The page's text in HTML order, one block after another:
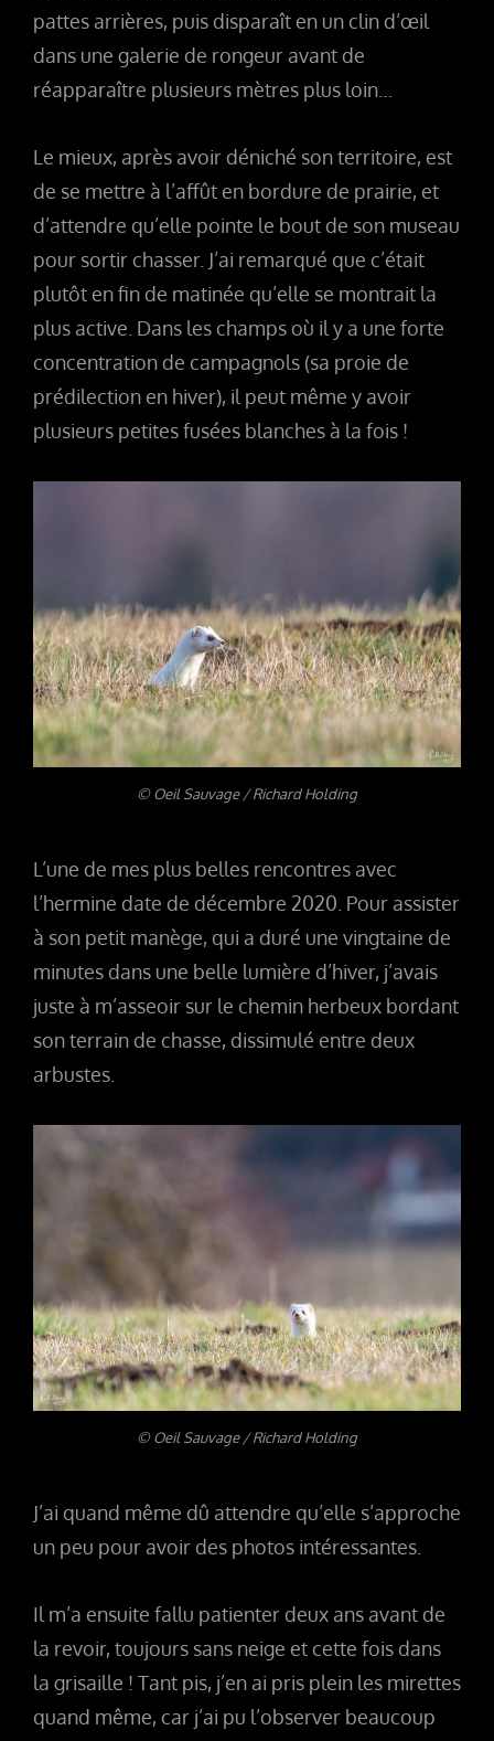
pattes arrières, puis disparaît en un clin d’œil
dans une galerie de rongeur avant de
réapparaître plusieurs mètres plus loin…
Le mieux, après avoir déniché son territoire, est
de se mettre à l’affût en bordure de prairie, et
d’attendre qu’elle pointe le bout de son museau
pour sortir chasser. J’ai remarqué que c’était
plutôt en fin de matinée qu’elle se montrait la
plus active. Dans les champs où il y a une forte
concentration de campagnols (sa proie de
prédilection en hiver), il peut même y avoir
plusieurs petites fusées blanches à la fois !
© Oeil Sauvage / Richard Holding
L’une de mes plus belles rencontres avec
l’hermine date de décembre 2020. Pour assister
à son petit manège, qui a duré une vingtaine de
minutes dans une belle lumière d’hiver, j’avais
juste à m’asseoir sur le chemin herbeux bordant
son terrain de chasse, dissimulé entre deux
arbustes.
© Oeil Sauvage / Richard Holding
J’ai quand même dû attendre qu’elle s’approche
un peu pour avoir des photos intéressantes.
Il m’a ensuite fallu patienter deux ans avant de
la revoir, toujours sans neige et cette fois dans
la grisaille ! Tant pis, j’en ai pris plein les mirettes
quand même, car j’ai pu l’observer beaucoup